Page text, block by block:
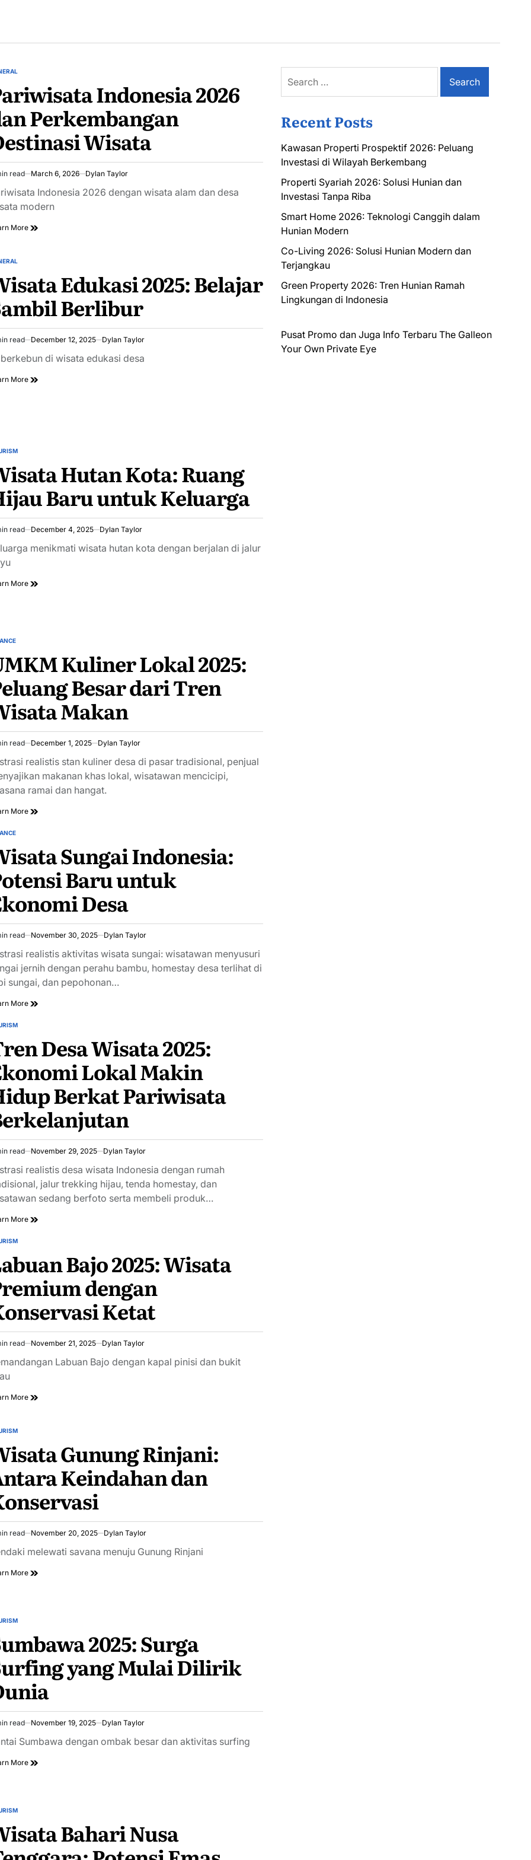
Indonesia 2026
Perkembangan
Wisata
read March 6, 2026 Dylan Taylor
Indonesia 2026 dengan wisata alam dan desa
modern
More
Edukasi 2025: Belajar
Berlibur
read December 12, 2025 Dylan Taylor
di wisata edukasi desa
More
Hutan Kota: Ruang
Baru untuk Keluarga
read December 4, 2025 Dylan Taylor
menikmati wisata hutan kota dengan berjalan di jalur
More
Kuliner Lokal 2025:
Besar dari Tren
Makan
read December 1, 2025 Dylan Taylor
realistis stan kuliner desa di pasar tradisional, penjual
makanan khas lokal, wisatawan mencicipi,
ramai dan hangat.
More
Sungai Indonesia:
Baru untuk
Desa
read November 30, 2025 Dylan Taylor
realistis aktivitas wisata sungai: wisatawan menyusuri
jernih dengan perahu bambu, homestay desa terlihat di
sungai, dan pepohonan…
More
Desa Wisata 2025:
Lokal Makin
Berkat Pariwisata
read November 29, 2025 Dylan Taylor
realistis desa wisata Indonesia dengan rumah
jalur trekking hijau, tenda homestay, dan
sedang berfoto serta membeli produk…
More
Bajo 2025: Wisata
dengan
Ketat
read November 21, 2025 Dylan Taylor
Labuan Bajo dengan kapal pinisi dan bukit
More
Gunung Rinjani:
Keindahan dan
read November 20, 2025 Dylan Taylor
melewati savana menuju Gunung Rinjani
More
2025: Surga
yang Mulai Dilirik
read November 19, 2025 Dylan Taylor
Sumbawa dengan ombak besar dan aktivitas surfing
More
Bahari Nusa
for:
Recent Posts
Kawasan Properti Prospektif 2026: Peluang
Investasi di Wilayah Berkembang
Properti Syariah 2026: Solusi Hunian dan
Investasi Tanpa Riba
Smart Home 2026: Teknologi Canggih dalam
Hunian Modern
Co-Living 2026: Solusi Hunian Modern dan
Terjangkau
Green Property 2026: Tren Hunian Ramah
Lingkungan di Indonesia
Pusat Promo dan Juga Info Terbaru The Galleon
Your Own Private Eye